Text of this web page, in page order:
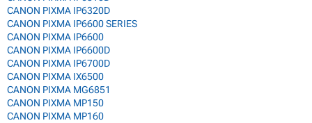
CANON PIXMA IP6320D
CANON PIXMA IP6600 SERIES
CANON PIXMA IP6600
CANON PIXMA IP6600D
CANON PIXMA IP6700D
CANON PIXMA IX6500
CANON PIXMA MG6851
CANON PIXMA MP150
CANON PIXMA MP160